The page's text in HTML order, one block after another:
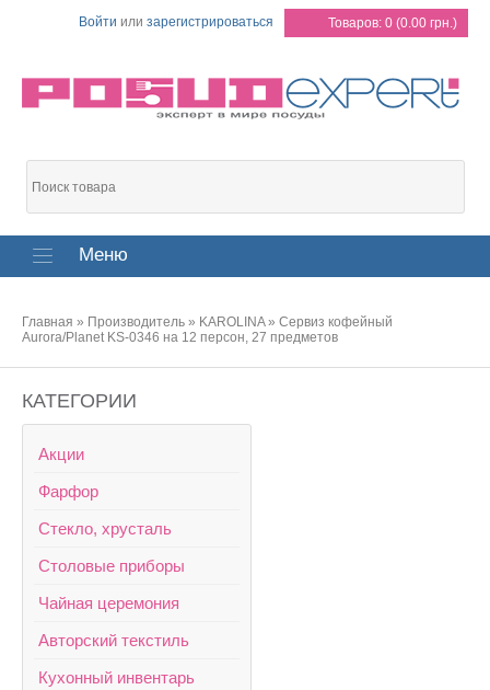
Товаров: 0 (0.00 грн.)
Войти или зарегистрироваться
Меню
Главная » Производитель » KAROLINA» Сервиз кофейный
Aurora/Planet KS-0346 на 12 персон, 27 предметов
КАТЕГОРИИ
Акции
Фарфор
Стекло, хрусталь
Столовые приборы
Чайная церемония
Авторский текстиль
Кухонный инвентарь